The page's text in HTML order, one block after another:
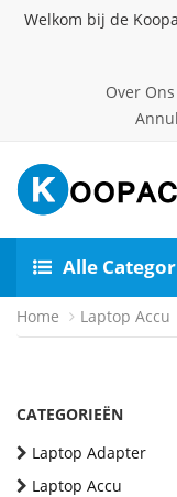
Welkom bij de
Over Ons
Alle
Home Laptop Accu
CATEGORIEËN
Laptop Adapter
Laptop Accu